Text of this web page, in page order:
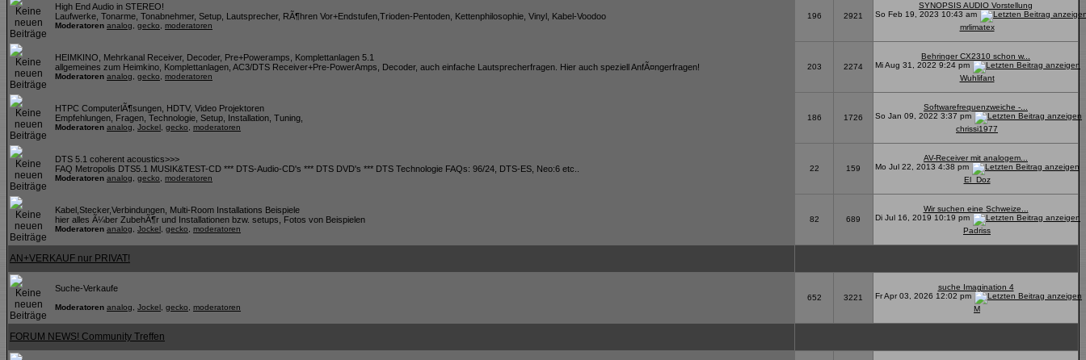
High End Audio in STEREO!
Laufwerke, Tonarme, Tonabnehmer, Setup, Lautsprecher, RÃ¶hren Vor+Endstufen,Trioden-Pentoden, Kettenphilosophie, Vinyl, Kabel-Voodoo
Moderatoren analog gecko moderatoren
196 2921
SYNOPSIS AUDIO Vorstellung
So Feb 19, 2023 10:43 am
mrlimatex
HEIMKINO, Mehrkanal Receiver, Decoder, Pre+Poweramps, Komplettanlagen 5.1
allgemeines zum Heimkino, Komplettanlagen, AC3/DTS Receiver+Pre-PowerAmps, Decoder, auch einfache Lautsprecherfragen. Hier auch speziell AnfÃ¤ngerfragen!
Moderatoren analog gecko moderatoren
203 2274
Behringer CX2310 schon w...
Mi Aug 31, 2022 9:24 pm
Wuhlifant
HTPC ComputerlÃ¶sungen, HDTV, Video Projektoren
Empfehlungen, Fragen, Technologie, Setup, Installation, Tuning,
Moderatoren analog Jockel gecko moderatoren
186 1726
Softwarefrequenzweiche -...
So Jan 09, 2022 3:37 pm
chrissi1977
DTS 5.1 coherent acoustics>>>
FAQ Metropolis DTS5.1 MUSIK&TEST-CD *** DTS-Audio-CD's *** DTS DVD's *** DTS Technologie FAQs: 96/24, DTS-ES, Neo:6 etc..
Moderatoren analog gecko moderatoren
22 159
AV-Receiver mit analogem...
Mo Jul 22, 2013 4:38 pm
El_Doz
Kabel,Stecker,Verbindungen, Multi-Room Installations Beispiele
hier alles Ã¼ber ZubehÃ¶r und Installationen bzw. setups, Fotos von Beispielen
Moderatoren analog Jockel gecko moderatoren
82 689
Wir suchen eine Schweize...
Di Jul 16, 2019 10:19 pm
Padriss
AN+VERKAUF nur PRIVAT!
Suche-Verkaufe
Moderatoren analog Jockel gecko moderatoren
652 3221
suche Imagination 4
Fr Apr 03, 2026 12:02 pm
M
FORUM NEWS! Community Treffen